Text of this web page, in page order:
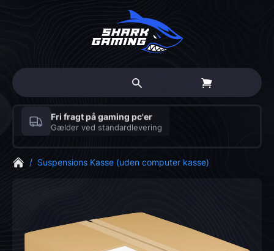
Fri fragt på gaming pc'er
Gælder ved standardlevering
/ Suspensions Kasse (uden computer kasse)